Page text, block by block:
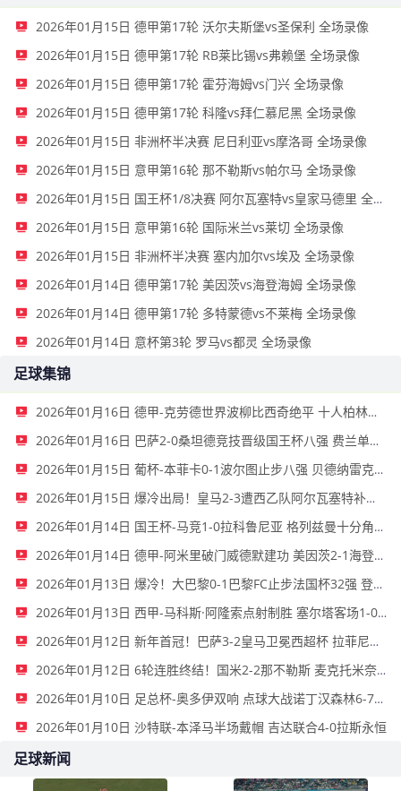
2026年01月15日 德甲第17轮 沃尔夫斯堡vs圣保利 全场录像
2026年01月15日 德甲第17轮 RB莱比锡vs弗赖堡 全场录像
2026年01月15日 德甲第17轮 霍芬海姆vs门兴 全场录像
2026年01月15日 德甲第17轮 科隆vs拜仁慕尼黑 全场录像
2026年01月15日 非洲杯半决赛 尼日利亚vs摩洛哥 全场录像
2026年01月15日 意甲第16轮 那不勒斯vs帕尔马 全场录像
2026年01月15日 国王杯1/8决赛 阿尔瓦塞特vs皇家马德里 全场录像
2026年01月15日 意甲第16轮 国际米兰vs莱切 全场录像
2026年01月15日 非洲杯半决赛 塞内加尔vs埃及 全场录像
2026年01月14日 德甲第17轮 美因茨vs海登海姆 全场录像
2026年01月14日 德甲第17轮 多特蒙德vs不莱梅 全场录像
2026年01月14日 意杯第3轮 罗马vs都灵 全场录像
足球集锦
2026年01月16日 德甲-克劳德世界波柳比西奇绝平 十人柏林联合1-1奥格斯堡
2026年01月16日 巴萨2-0桑坦德竞技晋级国王杯八强 费兰单刀球破门亚马尔建功
2026年01月15日 葡杯-本菲卡0-1波尔图止步八强 贝德纳雷克制胜帕夫利季斯失良机
2026年01月15日 爆冷出局！皇马2-3遭西乙队阿尔瓦塞特补时绝杀 无缘国王杯8强
2026年01月14日 国王杯-马竞1-0拉科鲁尼亚 格列兹曼十分角任意球破门+远射中横梁
2026年01月14日 德甲-阿米里破门威德默建功 美因茨2-1海登海姆
2026年01月13日 爆冷！大巴黎0-1巴黎FC止步法国杯32强 登贝莱失单刀埃梅里中框
2026年01月13日 西甲-马科斯·阿隆索点射制胜 塞尔塔客场1-0塞维利亚
2026年01月12日 新年首冠！巴萨3-2皇马卫冕西超杯 拉菲尼亚双响维尼修斯一条龙
2026年01月12日 6轮连胜终结！国米2-2那不勒斯 麦克托米奈双响恰20点射孔蒂染红
2026年01月10日 足总杯-奥多伊双响 点球大战诺丁汉森林6-7雷克瑟姆
2026年01月10日 沙特联-本泽马半场戴帽 吉达联合4-0拉斯永恒
足球新闻